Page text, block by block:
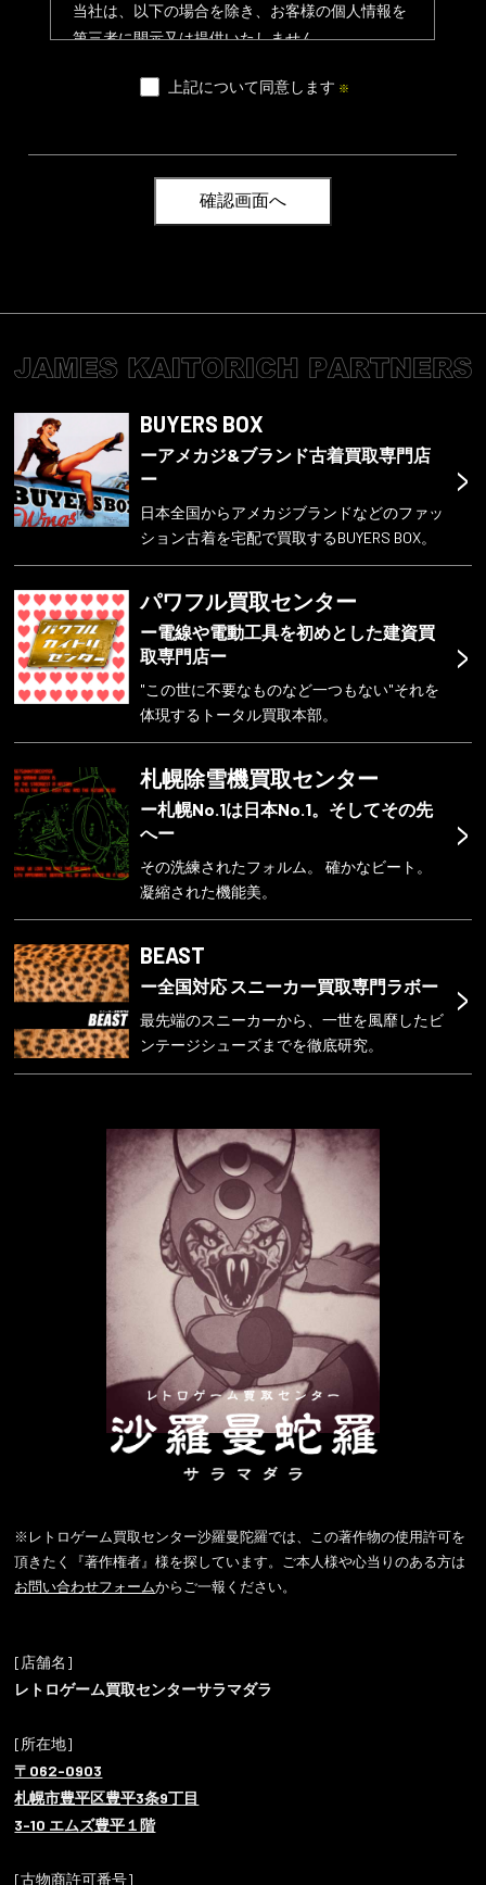
当社は、以下の場合を除き、お客様の個人情報を
第三者に開示又は提供いたしません。
1. 人の生命、身体又は財産の保護に必要な場合
3. 当社が合併、分社化、営業譲渡等で、個人情報
を提供する場合
下さい。
6.個人情報の取り扱いの委託
当社は、利用目的の範囲内において個人情報の取
り扱いを含めた業務を社外に委託する場合があり
ます。その際には、個人情報の適正な管理体制を
備えている事業者のみを選定し、尚かつ適正な管
理を求めるための契約を締結し、又は約款を確認
した上で委託し、必要かつ適切な監督を行いま
す。
7.個人情報の開示・削除・訂正等の請求
お預かりした利用者の個人情報については、当社
規定に基づき、開示、訂正、追加または削除、利
用停止等の請求を受け付けております。お問合せ
は「11.お問合せ窓口」までご連絡下さい。
8.任意性について
個人情報の入力は任意ですが、ご入力いただけな
い場合には、当社からの連絡が到達しない、ある
9.個人情報の安全管理措置について
取得した個人情報については、漏えい、滅失また
は毀損の防止と是正、その他個人情報の安全管理
のために必要かつ適切な措置を講じます。こちら
のフォームから送信される情報は、暗号化技術
10.本人が容易に認識できない方法による個人情報
の取得について
Cookieやウェブビーコンを用いるなど、利用者が
容易に認識できない方法による個人情報の取得は
行っておりません。
11.お問合せ窓口
個人情報の開示・訂正・削除・利用停止・第三者
提供停止等のご請求、その他ご不明な点につきま
しては下記までご連絡ください。
上記について同意します ※
>
BUYERS BOX
ーアメカジ&ブランド古着買取専門店
ー
日本全国からアメカジブランドなどのファッ
ション古着を宅配で買取するBUYERS BOX。
>
パワフル買取センター
ー電線や電動工具を初めとした建資買
取専門店ー
"この世に不要なものなど一つもない"それを
体現するトータル買取本部。
>
札幌除雪機買取センター
ー札幌No.1は日本No.1。そしてその先
へー
その洗練されたフォルム。 確かなビート。
凝縮された機能美。
>
BEAST
ー全国対応 スニーカー買取専門ラボー
最先端のスニーカーから、一世を風靡したビ
ンテージシューズまでを徹底研究。
※レトロゲーム買取センター沙羅曼陀羅では、この著作物の使用許可を
頂きたく『著作権者』様を探しています。ご本人様や心当りのある方は
お問い合わせフォームからご一報ください。
[店舗名]
レトロゲーム買取センターサラマダラ
[所在地]
〒062-0903
札幌市豊平区豊平3条9丁目
3-10 エムズ豊平１階
[古物商許可番号]